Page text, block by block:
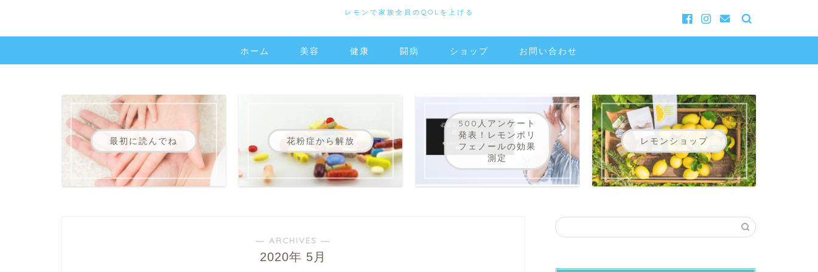
レモンで家族全員のQOLを上げる
ホーム 美容 健康 闘病 ショップ お問い合わせ
最初に読んでね 花粉症から解放
500人アンケート
発表！レモンポリ
フェノールの効果
測定
レモンショップ
― ARCHIVES ―
2020年 5月